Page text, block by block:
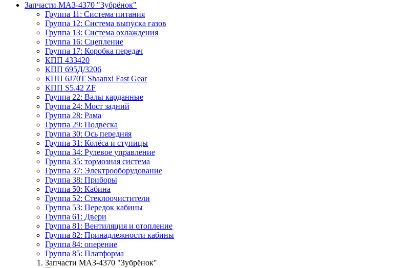
Запчасти МАЗ-4370 "Зубрёнок"
Группа 11: Система питания
Группа 12: Система выпуска газов
Группа 13: Система охлаждения
Группа 16: Сцепление
Группа 17: Коробка передач
КПП 433420
КПП 695Д/3206
КПП 6J70T Shaanxi Fast Gear
КПП S5.42 ZF
Группа 22: Валы карданные
Группа 24: Мост задний
Группа 28: Рама
Группа 29: Подвеска
Группа 30: Ось передняя
Группа 31: Колёса и ступицы
Группа 34: Рулевое управление
Группа 35: тормозная система
Группа 37: Электрооборудование
Группа 38: Приборы
Группа 50: Кабина
Группа 52: Стеклоочистители
Группа 53: Передок кабины
Группа 61: Двери
Группа 81: Вентиляция и отопление
Группа 82: Принадлежности кабины
Группа 84: оперение
Группа 85: Платформа
Запчасти МАЗ-4370 "Зубрёнок"